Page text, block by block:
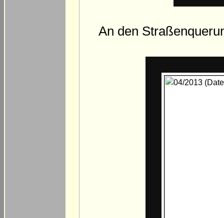
An den